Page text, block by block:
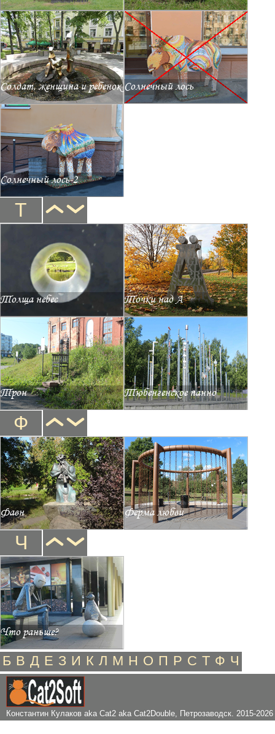
Солдат, женщина и ребенок Солнечный лось
Солнечный лось-2
Т
Толща небес Точки над А
Трон Тюбенгенское панно
Ф
Фавн Ферма любви
Ч
Что раньше?
Б В Д Е З И К Л М Н О П Р С Т Ф Ч
Константин Кулаков aka Cat2 aka Cat2Double, Петрозаводск. 2015-2026